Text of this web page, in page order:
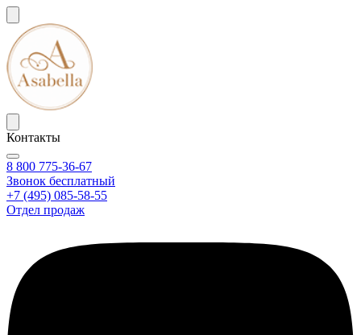
Контакты
8 800 775-36-67
Звонок бесплатный
+7 (495) 085-58-55
Отдел продаж